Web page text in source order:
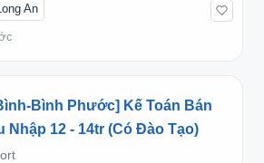
Long An
Bình Phước] Kế Toán Bán
Nhập 12 - 14tr (có Đào Tạo)